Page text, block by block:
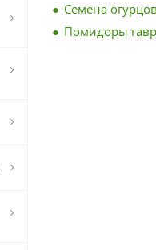
Семена
Помидоры